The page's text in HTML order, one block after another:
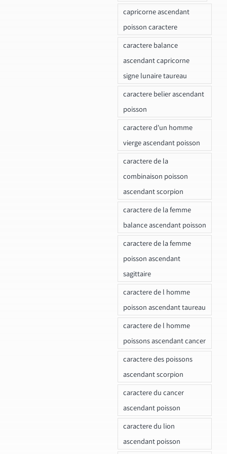
capricorne ascendant
poisson caractere
caractere balance
ascendant capricorne
signe lunaire taureau
caractere belier ascendant
poisson
caractere d'un homme
vierge ascendant poisson
caractere de la
combinaison poisson
ascendant scorpion
caractere de la femme
balance ascendant poisson
caractere de la femme
poisson ascendant
sagittaire
caractere de l homme
poisson ascendant taureau
caractere de l homme
poissons ascendant cancer
caractere des poissons
ascendant scorpion
caractere du cancer
ascendant poisson
caractere du lion
ascendant poisson